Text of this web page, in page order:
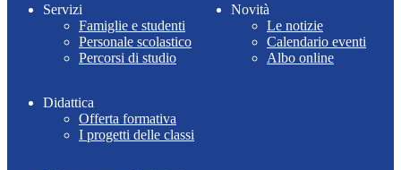
Servizi
Famiglie e studenti
Personale scolastico
Percorsi di studio
Novità
Le notizie
Calendario eventi
Albo online
Didattica
Offerta formativa
I progetti delle classi